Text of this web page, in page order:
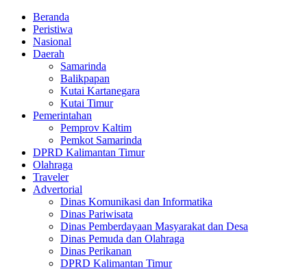
Beranda
Peristiwa
Nasional
Daerah
Samarinda
Balikpapan
Kutai Kartanegara
Kutai Timur
Pemerintahan
Pemprov Kaltim
Pemkot Samarinda
DPRD Kalimantan Timur
Olahraga
Traveler
Advertorial
Dinas Komunikasi dan Informatika
Dinas Pariwisata
Dinas Pemberdayaan Masyarakat dan Desa
Dinas Pemuda dan Olahraga
Dinas Perikanan
DPRD Kalimantan Timur